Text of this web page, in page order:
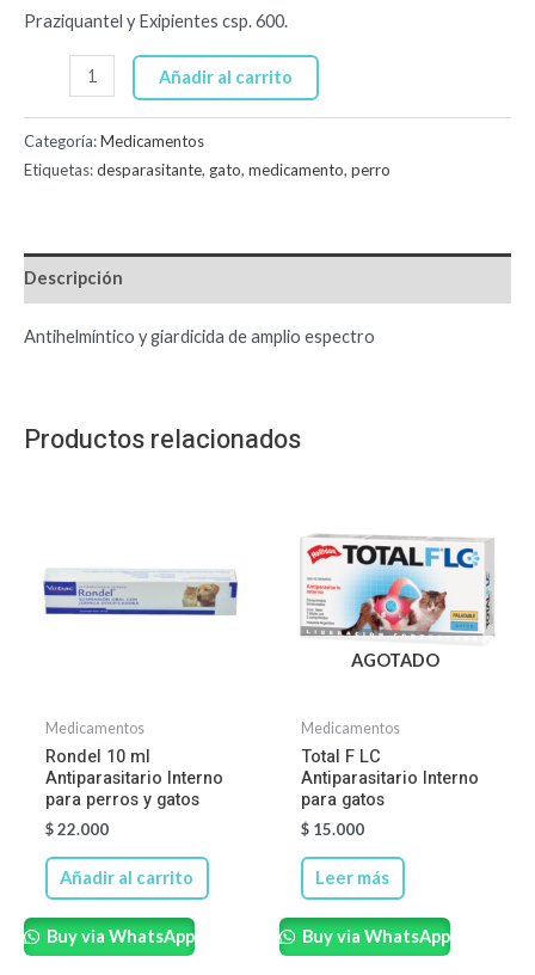
Praziquantel y Exipientes csp. 600.
Añadir al carrito
Categoría:Medicamentos
Etiquetas:desparasitante, gato, medicamento, perro
Descripción
Antihelmíntico y giardicida de amplio espectro
Productos relacionados
Medicamentos
Rondel 10 ml
Antiparasitario Interno
para perros y gatos
$22.000
Añadir al carrito
Buy via WhatsApp
AGOTADO
Medicamentos
Total F LC
Antiparasitario Interno
para gatos
$15.000
Leer más
Buy via WhatsApp